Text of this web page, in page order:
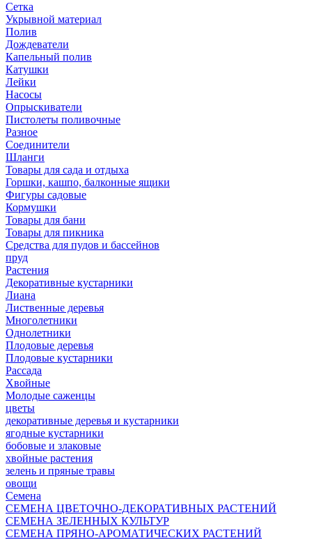
Сетка
Укрывной материал
Полив
Дождеватели
Капельный полив
Катушки
Лейки
Насосы
Опрыскиватели
Пистолеты поливочные
Разное
Соединители
Шланги
Товары для сада и отдыха
Горшки, кашпо, балконные ящики
Фигуры садовые
Кормушки
Товары для бани
Товары для пикника
Средства для пудов и бассейнов
пруд
Растения
Декоративные кустарники
Лиана
Лиственные деревья
Многолетники
Однолетники
Плодовые деревья
Плодовые кустарники
Рассада
Хвойные
Молодые саженцы
цветы
декоративные деревья и кустарники
ягодные кустарники
бобовые и злаковые
хвойные растения
зелень и пряные травы
овощи
Семена
СЕМЕНА ЦВЕТОЧНО-ДЕКОРАТИВНЫХ РАСТЕНИЙ
СЕМЕНА ЗЕЛЕННЫХ КУЛЬТУР
СЕМЕНА ПРЯНО-АРОМАТИЧЕСКИХ РАСТЕНИЙ